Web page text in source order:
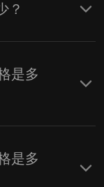
？
的
場情緒影
獲取
WILD
是多
是多